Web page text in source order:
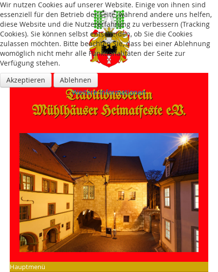
Traditions­verein
Mühlhäuser Heimatfeste e.V.
Hauptmenü
Wir nutzen Cookies auf unserer Website. Einige von ihnen sind
essenziell für den Betrieb der Seite, während andere uns helfen,
diese Website und die Nutzererfahrung zu verbessern (Tracking
Cookies). Sie können selbst entscheiden, ob Sie die Cookies
zulassen möchten. Bitte beachten Sie, dass bei einer Ablehnung
womöglich nicht mehr alle Funktionalitäten der Seite zur
Verfügung stehen.
Akzeptieren
Ablehnen
Weitere Informationen